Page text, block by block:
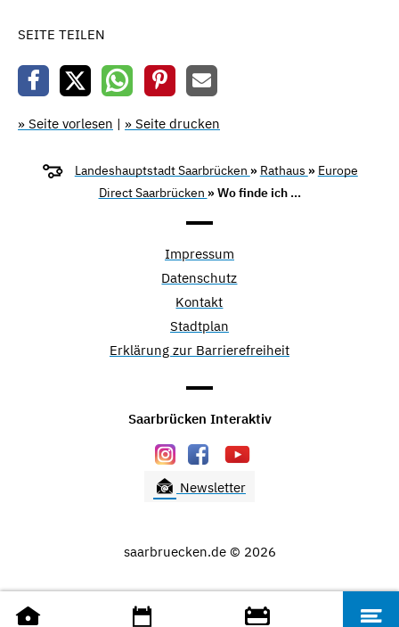
SEITE TEILEN
» Seite vorlesen | » Seite drucken
Landeshauptstadt Saarbrücken » Rathaus » Europe
Direct Saarbrücken » Wo finde ich ...
Impressum
Datenschutz
Kontakt
Stadtplan
Erklärung zur Barrierefreiheit
Saarbrücken Interaktiv
Newsletter
saarbruecken.de © 2026